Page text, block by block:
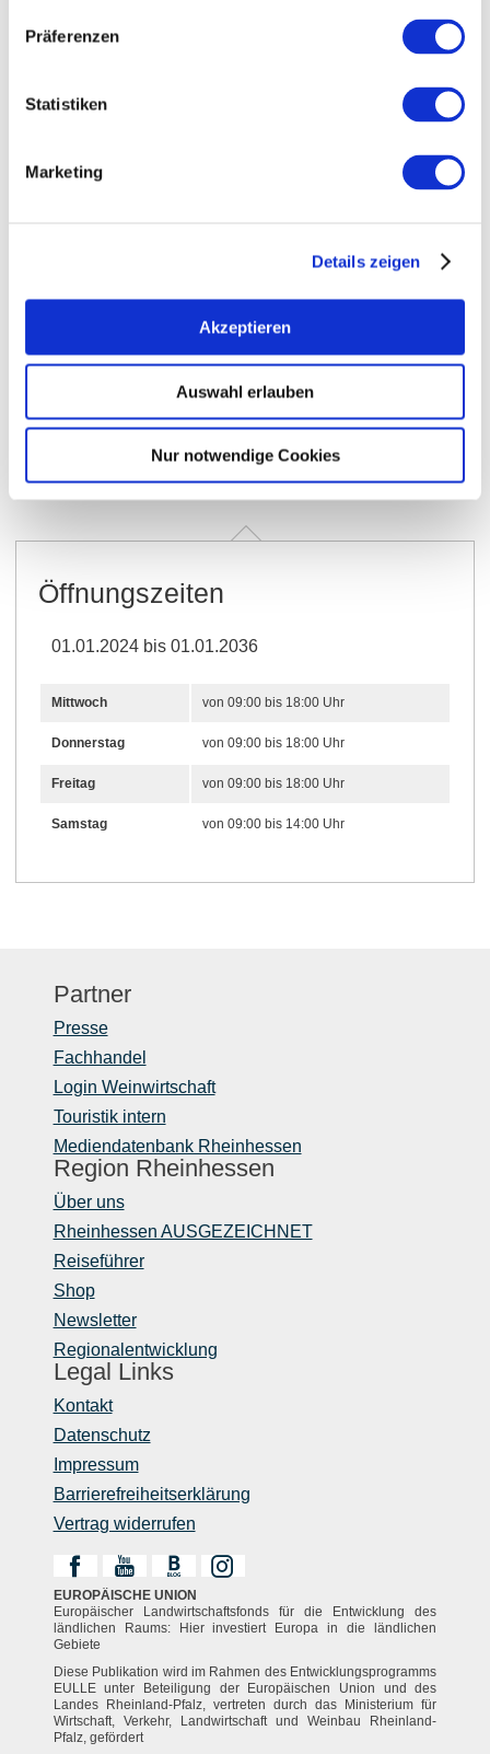
Präferenzen
Statistiken
Marketing
Details zeigen
Akzeptieren
Auswahl erlauben
Nur notwendige Cookies
+ 12 weitere
Öffnungszeiten Allgemein Kontakt
Weitere Infos & Downloads
Öffnungszeiten
01.01.2024 bis 01.01.2036
Mittwoch von 09:00 bis 18:00 Uhr
Donnerstag von 09:00 bis 18:00 Uhr
Freitag von 09:00 bis 18:00 Uhr
Samstag von 09:00 bis 14:00 Uhr
Partner
Presse
Fachhandel
Login Weinwirtschaft
Touristik intern
Mediendatenbank Rheinhessen
Region Rheinhessen
Über uns
Rheinhessen AUSGEZEICHNET
Reiseführer
Shop
Newsletter
Regionalentwicklung
Legal Links
Kontakt
Datenschutz
Impressum
Barrierefreiheitserklärung
Vertrag widerrufen
EUROPÄISCHE UNION
Europäischer Landwirtschaftsfonds für die Entwicklung des
ländlichen Raums: Hier investiert Europa in die ländlichen
Gebiete
Diese Publikation wird im Rahmen des Entwicklungsprogramms
EULLE unter Beteiligung der Europäischen Union und des
Landes Rheinland-Pfalz, vertreten durch das Ministerium für
Wirtschaft, Verkehr, Landwirtschaft und Weinbau Rheinland-
Pfalz, gefördert